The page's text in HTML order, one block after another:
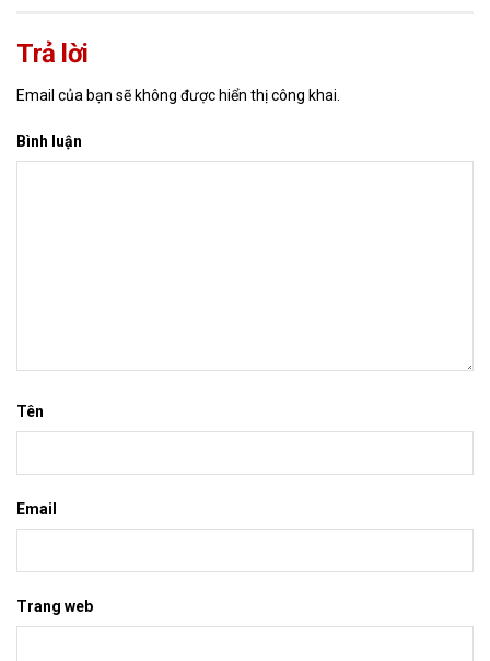
Trả lời
Email của bạn sẽ không được hiển thị công khai.
Bình luận
Tên
Email
Trang web